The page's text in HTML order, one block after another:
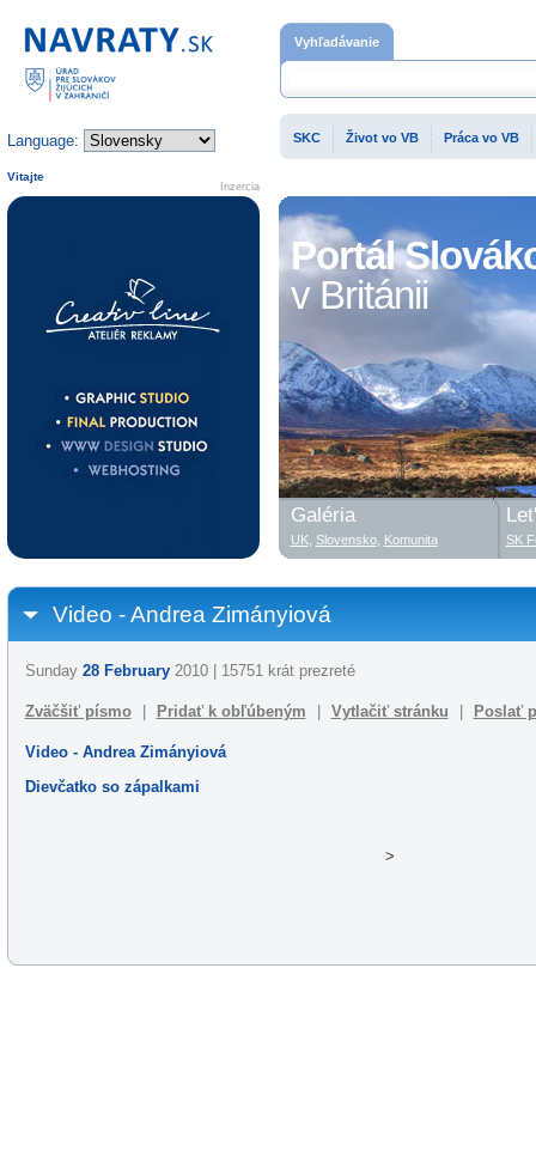
Portál
v Británii
Video - Andrea Zimányiová
Sunday 28 February2010 | 15751 krát prezreté
Zväčšiť písmo Pridať k obľúbeným Vytlačiť stránku Poslať
Video - Andrea Zimányiová
Dievčatko so zápalkami
>
Domovská stránka
Language:
Vyhľadávanie
SKC Život vo VB Práca vo VB
Inzercia
Vitajte
Galéria
UK, Slovensko, Komunita SK